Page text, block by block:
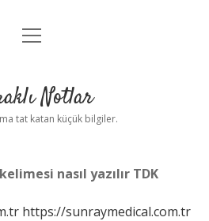
Anasayfa
Yasal Uyarı
menüyü
Notlar
tat katan küçük bilgiler.
nasıl yazılır TDK
https://sunraymedical.com.tr